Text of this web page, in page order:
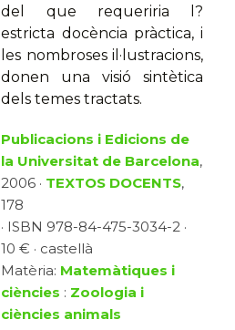
del que requeriria l?
estricta docència pràctica, i
les nombroses il·lustracions,
donen una visió sintètica
dels temes tractats.
Publicacions i Edicions de
la Universitat de Barcelona,
2006 · TEXTOS DOCENTS,
178
· ISBN 978-84-475-3034-2 ·
10 € · castellà
Matèria: Matemàtiques i
ciències : Zoologia i
ciències animals